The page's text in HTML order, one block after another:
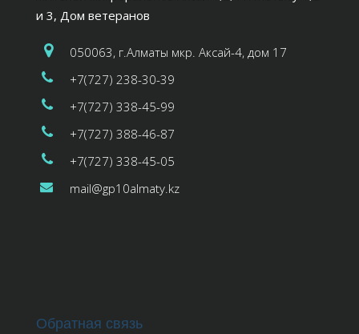
и 3, Дом ветеранов
050063, г.Алматы мкр. Аксай-4, дом 17
+7(727) 238-30-39
+7(727) 338-45-99
+7(727) 388-46-87
+7(727) 338-45-05
mail@gp10almaty.kz
Обратная связь